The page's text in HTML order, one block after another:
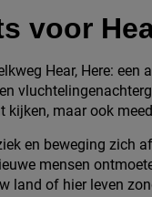
voor
Hear, Here:
kijken, maar ook
en beweging zich
mensen
land of hier leven